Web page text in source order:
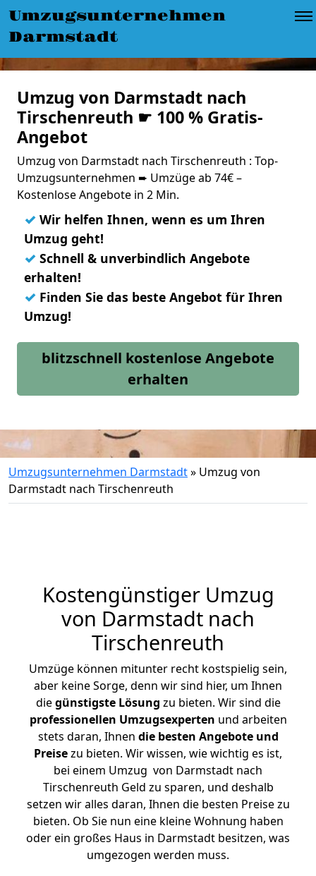
Umzugsunternehmen
Darmstadt
Umzug von Darmstadt nach
Tirschenreuth ☛ 100 % Gratis-
Angebot
Umzug von Darmstadt nach Tirschenreuth : Top-
Umzugsunternehmen ➨ Umzüge ab 74€ –
Kostenlose Angebote in 2 Min.
✓ Wir helfen Ihnen, wenn es um Ihren
Umzug geht!
✓ Schnell & unverbindlich Angebote
erhalten!
✓ Finden Sie das beste Angebot für Ihren
Umzug!
blitzschnell kostenlose Angebote
erhalten
Umzugsunternehmen Darmstadt» Umzug von
Darmstadt nach Tirschenreuth
Kostengünstiger Umzug
von Darmstadt nach
Tirschenreuth
Umzüge können mitunter recht kostspielig sein,
aber keine Sorge, denn wir sind hier, um Ihnen
diegünstigste Lösung zu bieten. Wir sind die
professionellen Umzugsexperten und arbeiten
stets daran, Ihnen die besten Angebote und
Preisezu bieten. Wir wissen, wie wichtig es ist,
bei einem Umzug von Darmstadt nach
Tirschenreuth Geld zu sparen, und deshalb
setzen wir alles daran, Ihnen die besten Preise zu
bieten. Ob Sie nun eine kleine Wohnung haben
oder ein großes Haus in Darmstadt besitzen, was
umgezogen werden muss.